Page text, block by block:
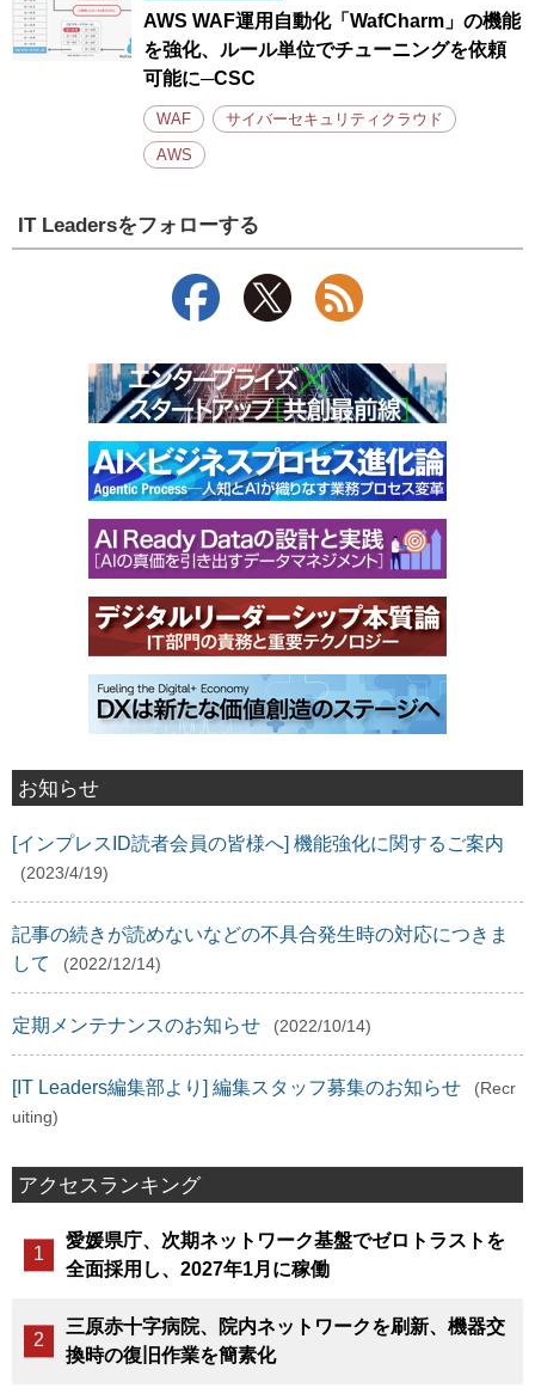
AWS WAF運用自動化「WafCharm」の機能
を強化、ルール単位でチューニングを依頼
可能に─CSC
WAF サイバーセキュリティクラウド
AWS
IT Leadersをフォローする
お知らせ
[インプレスID読者会員の皆様へ] 機能強化に関するご案内
(2023/4/19)
記事の続きが読めないなどの不具合発生時の対応につきま
して
(2022/12/14)
定期メンテナンスのお知らせ (2022/10/14)
[IT Leaders編集部より] 編集スタッフ募集のお知らせ
(Recr
uiting)
アクセスランキング
愛媛県庁、次期ネットワーク基盤でゼロトラストを
全面採用し、2027年1月に稼働
三原赤十字病院、院内ネットワークを刷新、機器交
換時の復旧作業を簡素化